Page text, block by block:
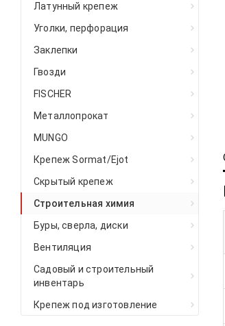
Латунный крепеж
Уголки, перфорация
Заклепки
Гвозди
FISCHER
Металлопрокат
MUNGO
Крепеж Sormat/Ejot
Скрытый крепеж
Строительная химия
Буры, сверла, диски
Вентиляция
Садовый и строительный
инвентарь
Крепеж под изготовление